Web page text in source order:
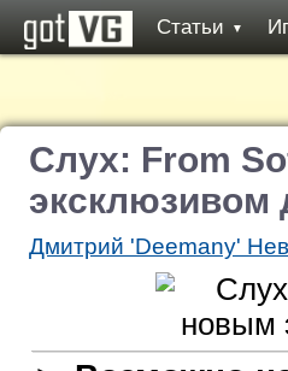
Статьи ▼
Слух: From
эксклюзивом
Дмитрий 'Deemany'